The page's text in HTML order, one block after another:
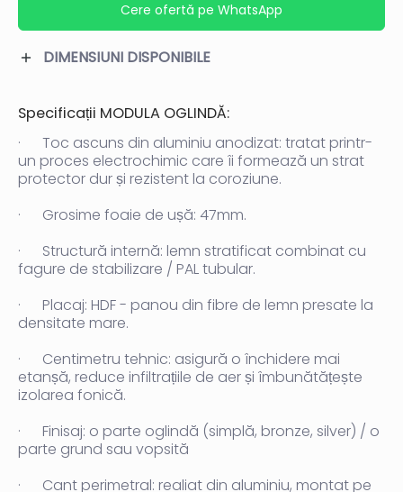
Cere ofertă pe WhatsApp
DIMENSIUNI DISPONIBILE
Specificații MODULA OGLINDĂ:
· Toc ascuns din aluminiu anodizat: tratat printr-
un proces electrochimic care îi formează un strat
protector dur și rezistent la coroziune.
· Grosime foaie de ușă: 47mm.
· Structură internă: lemn stratificat combinat cu
fagure de stabilizare / PAL tubular.
· Placaj: HDF - panou din fibre de lemn presate la
densitate mare.
· Centimetru tehnic: asigură o închidere mai
etanșă, reduce infiltrațiile de aer și îmbunătățește
izolarea fonică.
· Finisaj: o parte oglindă (simplă, bronze, silver) / o
parte grund sau vopsită
· Cant perimetral: realiat din aluminiu, montat pe